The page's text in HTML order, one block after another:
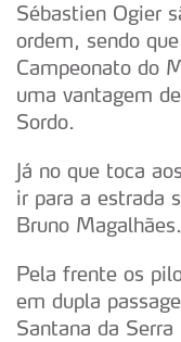
Sébastien Ogier
ordem, sendo
Campeonato do
uma vantagem
Sordo.
Já no que toca
ir para a estrada
Bruno Magalhães.
Pela frente os
em dupla
Santana da